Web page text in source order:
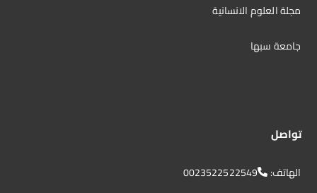
مجلة العلوم الانسانية
جامعة سبها
تواصل
الهاتف: 0023522522549